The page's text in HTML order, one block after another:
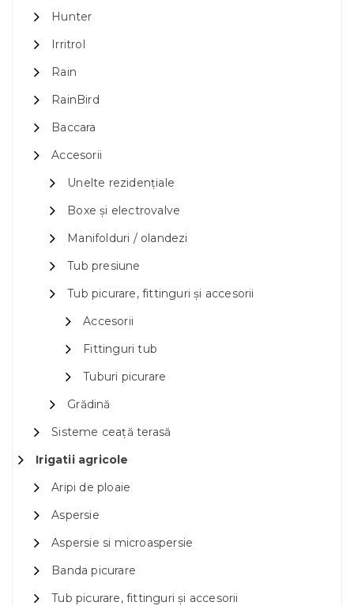
Hunter
Irritrol
Rain
RainBird
Baccara
Accesorii
Unelte rezidențiale
Boxe și electrovalve
Manifolduri / olandezi
Tub presiune
Tub picurare, fittinguri și accesorii
Accesorii
Fittinguri tub
Tuburi picurare
Grădină
Sisteme ceață terasă
Irigatii agricole
Aripi de ploaie
Aspersie
Aspersie si microaspersie
Banda picurare
Tub picurare, fittinguri și accesorii